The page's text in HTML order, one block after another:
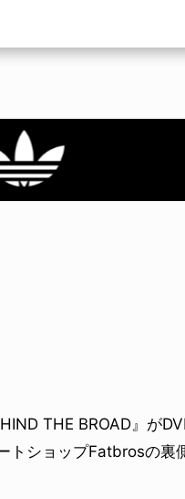
THE BROAD』が
トショップFatbrosの裏